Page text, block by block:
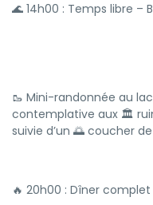
🌊 14h00 : Temps libre –
🥾 Mini-randonnée au
contemplative aux 🏛
suivie d’un 🌅 coucher
🔥 20h00 : Dîner